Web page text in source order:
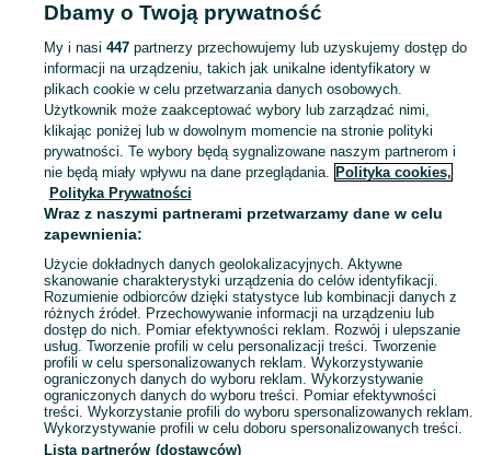
Akcesoria - Ełk
KATEGORIA
Zobacz
Mapa kategorii
Mapa miejscowości
Mapa ministron
Popularne wyszukiwania
Dbamy o Twoją prywatność
My i nasi 447partnerzy przechowujemy lub uzyskujemy dostęp do
informacji na urządzeniu, takich jak unikalne identyfikatory w
plikach cookie w celu przetwarzania danych osobowych.
Użytkownik może zaakceptować wybory lub zarządzać nimi,
klikając poniżej lub w dowolnym momencie na stronie polityki
prywatności. Te wybory będą sygnalizowane naszym partnerom i
nie będą miały wpływu na dane przeglądania. Polityka cookies,
Polityka Prywatności
Wraz z naszymi partnerami przetwarzamy dane w celu
zapewnienia:
Użycie dokładnych danych geolokalizacyjnych. Aktywne
skanowanie charakterystyki urządzenia do celów identyfikacji.
Rozumienie odbiorców dzięki statystyce lub kombinacji danych z
różnych źródeł. Przechowywanie informacji na urządzeniu lub
dostęp do nich. Pomiar efektywności reklam. Rozwój i ulepszanie
usług. Tworzenie profili w celu personalizacji treści. Tworzenie
profili w celu spersonalizowanych reklam. Wykorzystywanie
ograniczonych danych do wyboru reklam. Wykorzystywanie
ograniczonych danych do wyboru treści. Pomiar efektywności
treści. Wykorzystanie profili do wyboru spersonalizowanych reklam.
Wykorzystywanie profili w celu doboru spersonalizowanych treści.
Lista partnerów (dostawców)